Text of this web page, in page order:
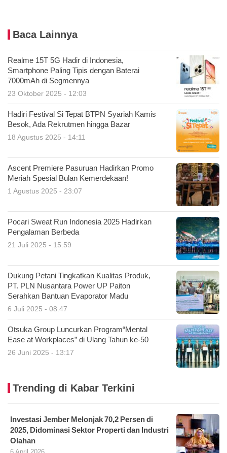
Baca Lainnya
Realme 15T 5G Hadir di Indonesia,
Smartphone Paling Tipis dengan Baterai
7000mAh di Segmennya
23 Oktober 2025 - 12:03
Hadiri Festival Si Tepat BTPN Syariah Kamis
Besok, Ada Rekrutmen hingga Bazar
18 Agustus 2025 - 14:11
Ascent Premiere Pasuruan Hadirkan Promo
Meriah Spesial Bulan Kemerdekaan!
1 Agustus 2025 - 23:07
Pocari Sweat Run Indonesia 2025 Hadirkan
Pengalaman Berbeda
21 Juli 2025 - 15:59
Dukung Petani Tingkatkan Kualitas Produk,
PT. PLN Nusantara Power UP Paiton
Serahkan Bantuan Evaporator Madu
6 Juli 2025 - 08:47
Otsuka Group Luncurkan Program“Mental
Ease at Workplaces” di Ulang Tahun ke-50
26 Juni 2025 - 13:17
Trending di Kabar Terkini
Investasi Jember Melonjak 70,2 Persen di
2025, Didominasi Sektor Properti dan Industri
Olahan